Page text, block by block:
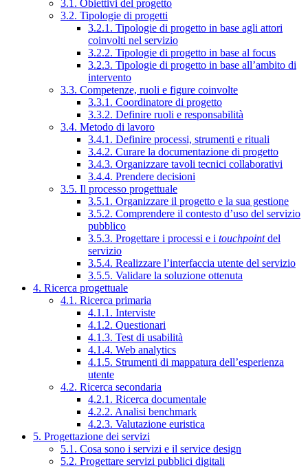
3.1. Obiettivi del progetto
3.2. Tipologie di progetti
3.2.1. Tipologie di progetto in base agli attori
coinvolti nel servizio
3.2.2. Tipologie di progetto in base al focus
3.2.3. Tipologie di progetto in base all’ambito di
intervento
3.3. Competenze, ruoli e figure coinvolte
3.3.1. Coordinatore di progetto
3.3.2. Definire ruoli e responsabilità
3.4. Metodo di lavoro
3.4.1. Definire processi, strumenti e rituali
3.4.2. Curare la documentazione di progetto
3.4.3. Organizzare tavoli tecnici collaborativi
3.4.4. Prendere decisioni
3.5. Il processo progettuale
3.5.1. Organizzare il progetto e la sua gestione
3.5.2. Comprendere il contesto d’uso del servizio
pubblico
3.5.3. Progettare i processi e i touchpointdel
servizio
3.5.4. Realizzare l’interfaccia utente del servizio
3.5.5. Validare la soluzione ottenuta
4. Ricerca progettuale
4.1. Ricerca primaria
4.1.1. Interviste
4.1.2. Questionari
4.1.3. Test di usabilità
4.1.4. Web analytics
4.1.5. Strumenti di mappatura dell’esperienza
utente
4.2. Ricerca secondaria
4.2.1. Ricerca documentale
4.2.2. Analisi benchmark
4.2.3. Valutazione euristica
5. Progettazione dei servizi
5.1. Cosa sono i servizi e il service design
5.2. Progettare servizi pubblici digitali